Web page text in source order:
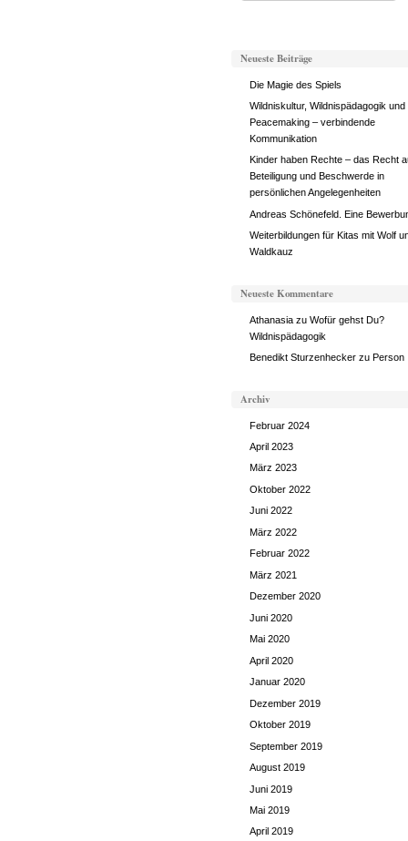
Neueste Beiträge
Die Magie des Spiels
Wildniskultur, Wildnispädagogik und
Peacemaking – verbindende
Kommunikation
Kinder haben Rechte – das Recht
Beteiligung und Beschwerde in
persönlichen Angelegenheiten
Andreas Schönefeld. Eine
Weiterbildungen für Kitas mit Wolf
Waldkauz
Neueste Kommentare
Athanasiazu Wofür gehst Du?
Wildnispädagogik
Benedikt Sturzenheckerzu Person
Archiv
Februar 2024
April 2023
März 2023
Oktober 2022
Juni 2022
März 2022
Februar 2022
März 2021
Dezember 2020
Juni 2020
Mai 2020
April 2020
Januar 2020
Dezember 2019
Oktober 2019
September 2019
August 2019
Juni 2019
Mai 2019
April 2019